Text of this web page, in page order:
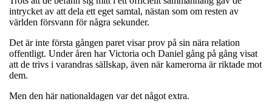
intrycket av att dela ett eget samtal, nästan som om resten av
världen försvann för några sekunder.
Det är inte första gången paret visar prov på sin nära relation
offentligt. Under åren har Victoria och Daniel gång på gång visat
att de trivs i varandras sällskap, även när kamerorna är riktade mot
dem.
Men den här nationaldagen var det något extra.